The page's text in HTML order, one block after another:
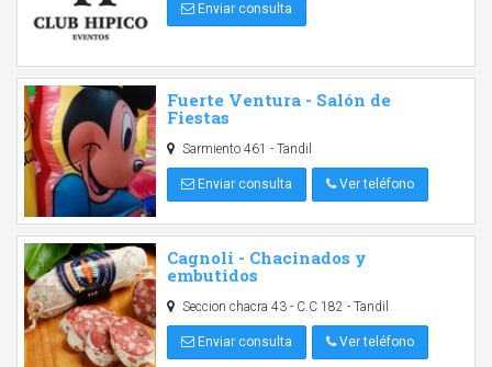
Enviar consulta
Fuerte Ventura - Salón de
Fiestas
Sarmiento 461 - Tandil
Enviar consulta Ver teléfono
Cagnoli - Chacinados y
embutidos
Seccion chacra 43 - C.C 182 - Tandil
Enviar consulta Ver teléfono